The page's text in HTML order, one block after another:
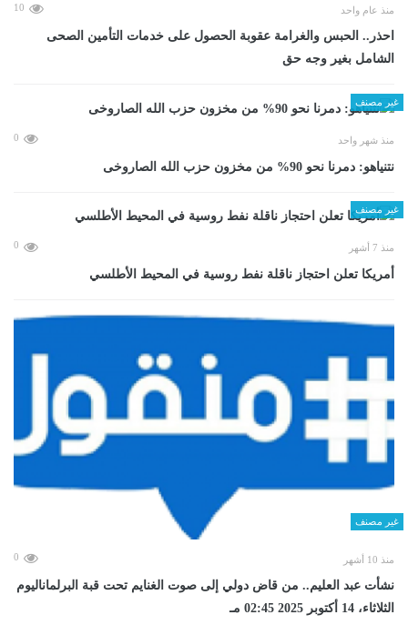
منذ عام واحد 10
احذر.. الحبس والغرامة عقوبة الحصول على خدمات التأمين الصحى
الشامل بغير وجه حق
غير مصنف
منذ شهر واحد 0
نتنياهو: دمرنا نحو 90% من مخزون حزب الله الصاروخى
غير مصنف
منذ 7 أشهر 0
أمريكا تعلن احتجاز ناقلة نفط روسية في المحيط الأطلسي
غير مصنف
منذ 10 أشهر 0
نشأت عبد العليم.. من قاض دولي إلى صوت الغنايم تحت قبة البرلماناليوم
الثلاثاء، 14 أكتوبر 2025 02:45 مـ